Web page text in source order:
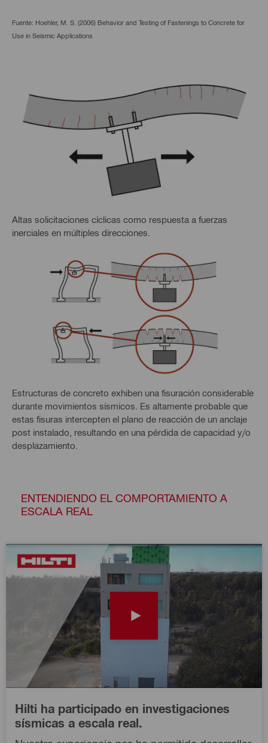
Fuente: Hoehler, M. S. (2006) Behavior and Testing of Fastenings to Concrete for
Use in Seismic Applications
Altas solicitaciones cíclicas como respuesta a fuerzas
inerciales en múltiples direcciones.
Estructuras de concreto exhiben una fisuración considerable
durante movimientos sísmicos. Es altamente probable que
estas fisuras intercepten el plano de reacción de un anclaje
post instalado, resultando en una pérdida de capacidad y/o
desplazamiento.
ENTENDIENDO EL COMPORTAMIENTO A
ESCALA REAL
Hilti ha participado en investigaciones
sísmicas a escala real.